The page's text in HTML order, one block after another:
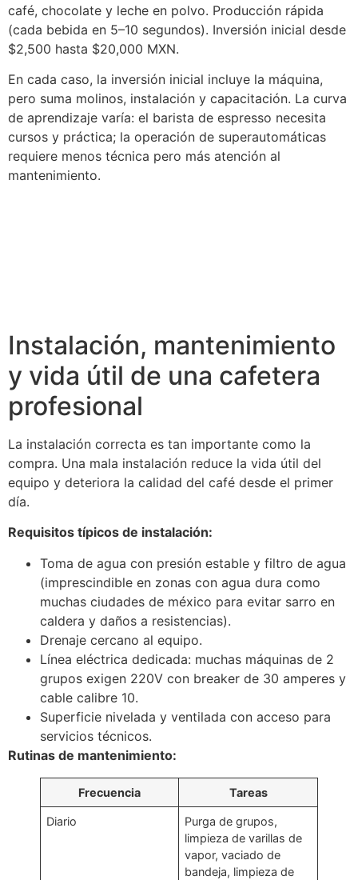
café, chocolate y leche en polvo. Producción rápida
(cada bebida en 5–10 segundos). Inversión inicial desde
$2,500 hasta $20,000 MXN.
En cada caso, la inversión inicial incluye la máquina,
pero suma molinos, instalación y capacitación. La curva
de aprendizaje varía: el barista de espresso necesita
cursos y práctica; la operación de superautomáticas
requiere menos técnica pero más atención al
mantenimiento.
Instalación, mantenimiento
y vida útil de una cafetera
profesional
La instalación correcta es tan importante como la
compra. Una mala instalación reduce la vida útil del
equipo y deteriora la calidad del café desde el primer
día.
Requisitos típicos de instalación:
Toma de agua con presión estable y filtro de agua
(imprescindible en zonas con agua dura como
muchas ciudades de méxico para evitar sarro en
caldera y daños a resistencias).
Drenaje cercano al equipo.
Línea eléctrica dedicada: muchas máquinas de 2
grupos exigen 220V con breaker de 30 amperes y
cable calibre 10.
Superficie nivelada y ventilada con acceso para
servicios técnicos.
Rutinas de mantenimiento:
Frecuencia Tareas
Diario
Purga de grupos,
limpieza de varillas de
vapor, vaciado de
bandeja, limpieza de